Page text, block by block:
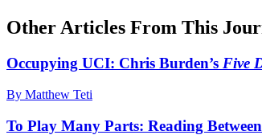
Other Articles From This
Occupying UCI: Chris Burden’s Five
By Matthew Teti
To Play Many Parts: Reading